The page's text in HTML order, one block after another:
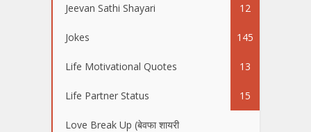
Jeevan Sathi Shayari 12
Jokes 145
Life Motivational Quotes 13
Life Partner Status 15
Love Break Up (बेवफा शायरी